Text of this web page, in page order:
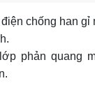
chống han gỉ
phản quang